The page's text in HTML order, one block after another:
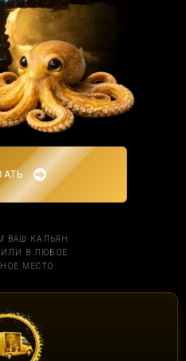
ВАШ КАЛЬЯН
В ЛЮБОЕ
МЕСТО